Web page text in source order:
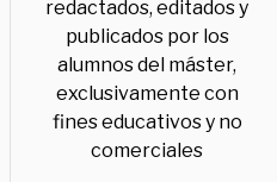
redactados, editados y
publicados por los
alumnos del máster,
exclusivamente con
fines educativos y no
comerciales